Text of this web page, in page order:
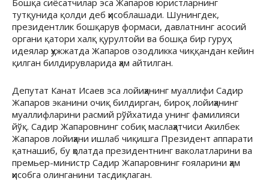
Бошқа сиёсатчилар эса Жапаров юристларнинг
тутқунида қолди деб ҳисоблашади. Шунингдек,
президентлик бошқарув формаси, давлатнинг асосий
органи қатори халқ қурултойи ва бошқа бир гуруҳ
идеялар ҳужжатда Жапаров озодликка чиққандан кейин
қилган билдирувларида ҳам айтилган.
Депутат Канат Исаев эса лойиҳанинг муаллифи Садир
Жапаров эканини очиқ билдирган, бироқ лойиҳанинг
муаллифларини расмий рўйхатида унинг фамилияси
йўқ. Садир Жапаровнинг собиқ маслаҳатчиси Акилбек
Жапаров лойиҳани ишлаб чиқишга Президент аппарати
қатнашиб, бу ҳолатда президентнинг ваколатларини ва
премьер-министр Садир Жапаровнинг ғояларини ҳам
ҳисобга олинганини тасдиқлаган.